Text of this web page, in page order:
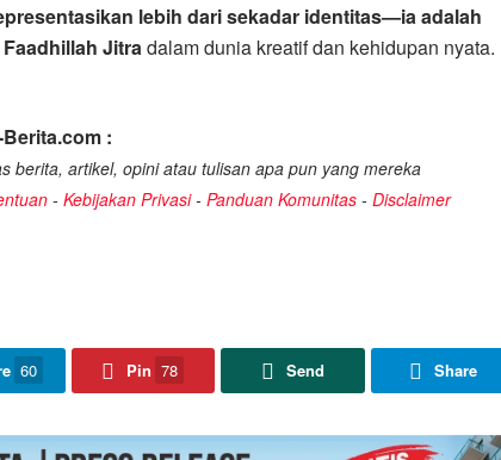
lebih dari sekadar identitas—ia adalah
Jitra dalam dunia kreatif dan kehidupan nyata.
:
berita, artikel, opini atau tulisan apa pun yang mereka
- Kebijakan Privasi- Panduan Komunitas - Disclaimer
60 Pin 78 Send Share